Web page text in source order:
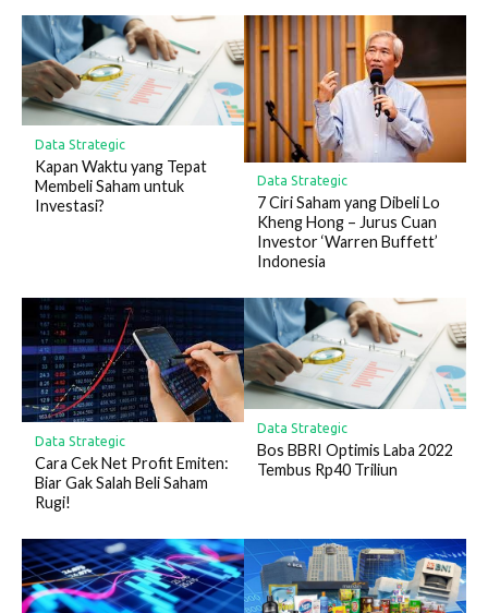
Data Strategic
Kapan Waktu yang Tepat
Membeli Saham untuk
Investasi?
Data Strategic
7 Ciri Saham yang Dibeli Lo
Kheng Hong – Jurus Cuan
Investor ‘Warren Buffett’
Indonesia
Data Strategic
Cara Cek Net Profit Emiten:
Biar Gak Salah Beli Saham
Rugi!
Data Strategic
Bos BBRI Optimis Laba 2022
Tembus Rp40 Triliun